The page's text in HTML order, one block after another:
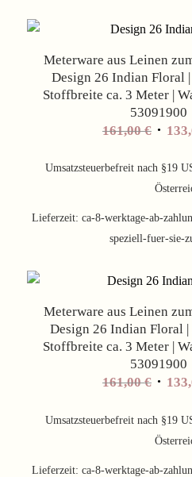
Meterware aus Leinen
Design 26 Indian Floral |
Stoffbreite ca. 3 Meter |
53091900
161,00€
war:
Umsatzsteuerbefreit nach §19
Lieferzeit:ca-8-werktage-ab-
speziell-fuer-sie-
Meterware aus Leinen
Design 26 Indian Floral |
Stoffbreite ca. 3 Meter |
53091900
161,00€
war:
Umsatzsteuerbefreit nach §19
Lieferzeit:ca-8-werktage-ab-